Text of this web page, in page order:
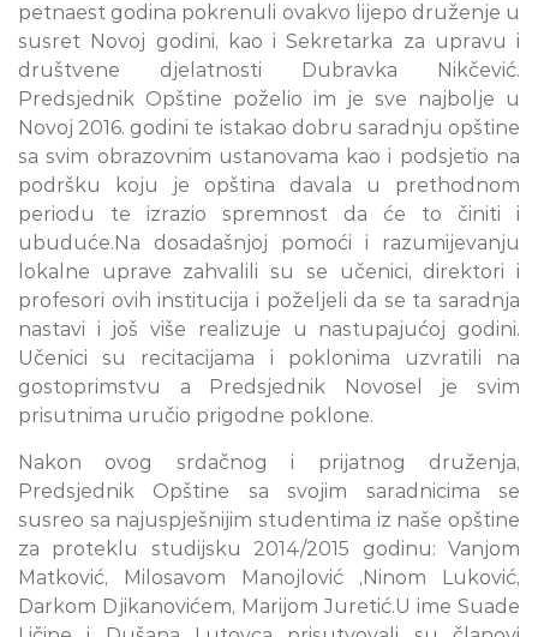
petnaest godina pokrenuli ovakvo lijepo druženje u
susret Novoj godini, kao i Sekretarka za upravu i
društvene djelatnosti Dubravka Nikčević.
Predsjednik Opštine poželio im je sve najbolje u
Novoj 2016. godini te istakao dobru saradnju opštine
sa svim obrazovnim ustanovama kao i podsjetio na
podršku koju je opština davala u prethodnom
periodu te izrazio spremnost da će to činiti i
ubuduće.Na dosadašnjoj pomoći i razumijevanju
lokalne uprave zahvalili su se učenici, direktori i
profesori ovih institucija i poželjeli da se ta saradnja
nastavi i još više realizuje u nastupajućoj godini.
Učenici su recitacijama i poklonima uzvratili na
gostoprimstvu a Predsjednik Novosel je svim
prisutnima uručio prigodne poklone.
Nakon ovog srdačnog i prijatnog druženja,
Predsjednik Opštine sa svojim saradnicima se
susreo sa najuspješnijim studentima iz naše opštine
za proteklu studijsku 2014/2015 godinu: Vanjom
Matković, Milosavom Manojlović ,Ninom Luković,
Darkom Djikanovićem, Marijom Juretić.U ime Suade